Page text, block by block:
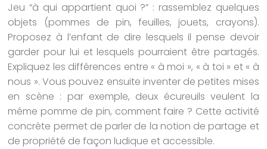
Jeu “à qui appartient quoi ?” : rassemblez quelques
objets (pommes de pin, feuilles, jouets, crayons).
Proposez à l’enfant de dire lesquels il pense devoir
garder pour lui et lesquels pourraient être partagés.
Expliquez les différences entre « à moi », « à toi » et « à
nous ». Vous pouvez ensuite inventer de petites mises
en scène : par exemple, deux écureuils veulent la
même pomme de pin, comment faire ? Cette activité
concrète permet de parler de la notion de partage et
de propriété de façon ludique et accessible.